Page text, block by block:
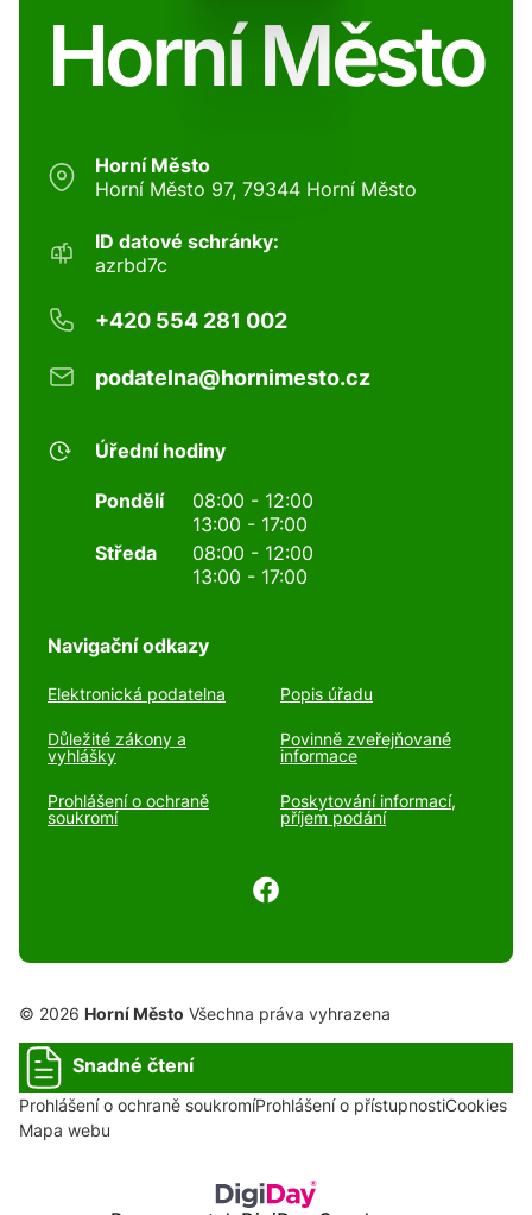
Horní Město
Horní Město
Horní Město 97, 79344 Horní Město
ID datové schránky:
azrbd7c
+420 554 281 002
podatelna@hornimesto.cz
Úřední hodiny
Pondělí
08:00 - 12:00
13:00 - 17:00
Středa
08:00 - 12:00
13:00 - 17:00
Navigační odkazy
Elektronická podatelna Popis úřadu
Důležité zákony a
vyhlášky
Povinně zveřejňované
informace
Prohlášení o ochraně
soukromí
Poskytování informací,
příjem podání
© 2026 Horní Město Všechna práva vyhrazena
Snadné čtení
Prohlášení o ochraně soukromíProhlášení o přístupnostiCookies
Mapa webu